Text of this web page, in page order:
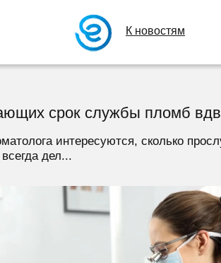
К новостям
срок службы пломб
интересуются, сколько
дел...